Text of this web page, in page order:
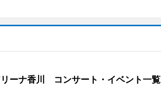
ーナ香川 コンサート・イベント一覧